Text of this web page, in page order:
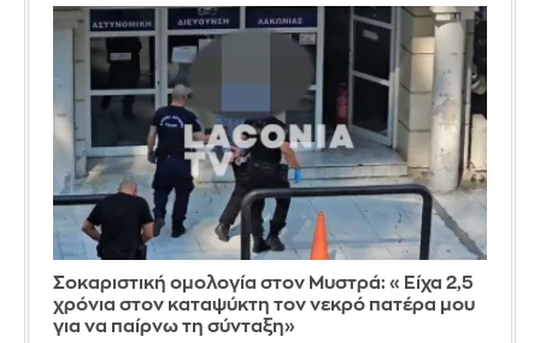
Σοκαριστική ομολογία στον Μυστρά: «Είχα 2,5
χρόνια στον καταψύκτη τον νεκρό πατέρα μου
για να παίρνω τη σύνταξη»